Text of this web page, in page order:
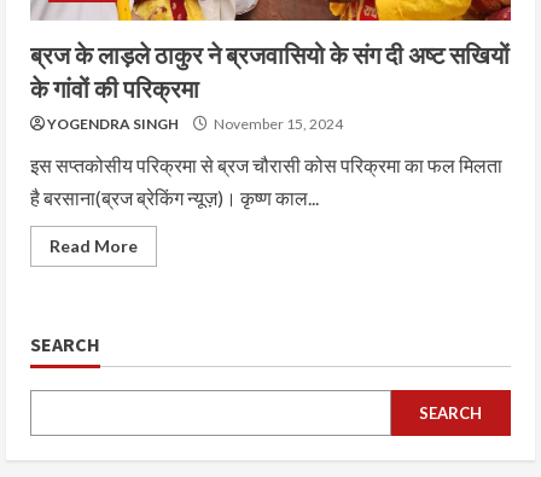
ब्रज के लाड़ले ठाकुर ने ब्रजवासियो के संग दी अष्ट सखियों
के गांवों की परिक्रमा
YOGENDRA SINGH November 15, 2024
इस सप्तकोसीय परिक्रमा से ब्रज चौरासी कोस परिक्रमा का फल मिलता
है बरसाना(ब्रज ब्रेकिंग न्यूज़)। कृष्ण काल...
Read More
SEARCH
SEARCH